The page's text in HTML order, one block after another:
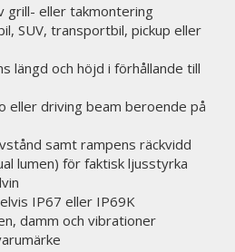
grill- eller takmontering
SUV, transportbil, pickup eller
längd och höjd i förhållande till
eller driving beam beroende på
samt rampens räckvidd
lumen) för faktisk ljusstyrka
IP67 eller IP69K
damm och vibrationer